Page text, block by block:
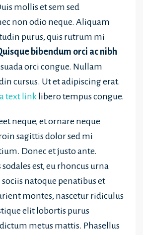
mollis et sem sed
non odio neque. Aliquam
purus, quis rutrum mi
bibendum orci ac nibh
orci congue. Nullam
cursus. Ut et adipiscing erat.
text link libero tempus congue.
neque, et ornare neque
sagittis dolor sed mi
Donec et justo ante.
est, eu rhoncus urna
natoque penatibus et
montes, nascetur ridiculus
elit lobortis purus
metus mattis. Phasellus